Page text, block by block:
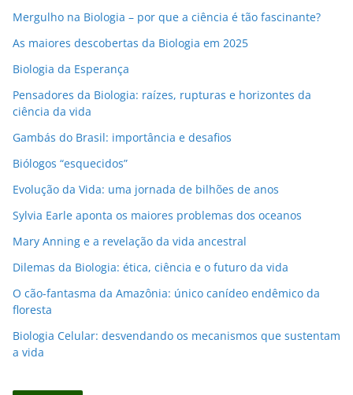
Mergulho na Biologia – por que a ciência é tão fascinante?
As maiores descobertas da Biologia em 2025
Biologia da Esperança
Pensadores da Biologia: raízes, rupturas e horizontes da
ciência da vida
Gambás do Brasil: importância e desafios
Biólogos “esquecidos”
Evolução da Vida: uma jornada de bilhões de anos
Sylvia Earle aponta os maiores problemas dos oceanos
Mary Anning e a revelação da vida ancestral
Dilemas da Biologia: ética, ciência e o futuro da vida
O cão-fantasma da Amazônia: único canídeo endêmico da
floresta
Biologia Celular: desvendando os mecanismos que sustentam
a vida